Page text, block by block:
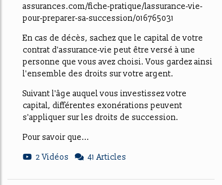
assurances.com/fiche-pratique/lassurance-vie-
pour-preparer-sa-succession/016765031
En cas de décès, sachez que le capital de votre
contrat d'assurance-vie peut être versé à une
personne que vous avez choisi. Vous gardez ainsi
l'ensemble des droits sur votre argent.
Suivant l'âge auquel vous investissez votre
capital, différentes exonérations peuvent
s'appliquer sur les droits de succession.
Pour savoir que...
2 Vidéos
41 Articles